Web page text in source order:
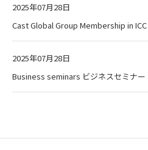
2025年07月28日
Cast Global Group Membership in
2025年07月28日
Business seminars ビジネスセミナー